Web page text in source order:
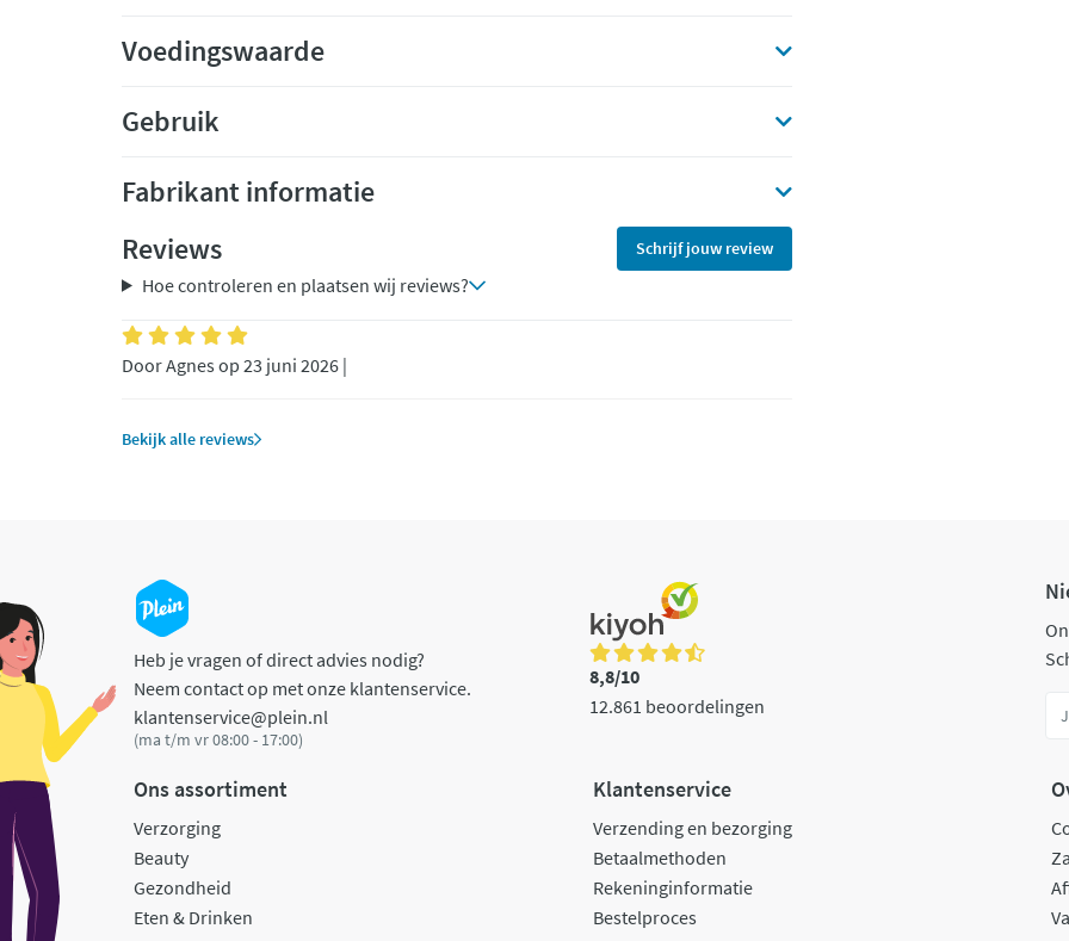
Voedingswaarde
Gebruik
Fabrikant informatie
Reviews
Schrijf jouw review
Hoe controleren en plaatsen wij reviews?
Door Agnes op 23 juni 2026 |
Bekijk alle reviews
Heb je vragen of direct advies nodig?
Neem contact op met onze klantenservice.
klantenservice@plein.nl
(ma t/m vr 08:00 - 17:00)
8,8/10
12.861 beoordelingen
Ons assortiment
Verzorging
Beauty
Gezondheid
Eten & Drinken
Klantenservice
Verzending en bezorging
Betaalmethoden
Rekeninginformatie
Bestelproces